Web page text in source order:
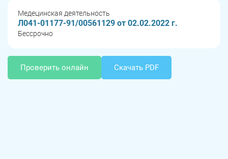
Медецинская деятельность
Л041-01177-91/00561129 от 02.02.2022 г.
Бессрочно
Проверить онлайн Скачать PDF